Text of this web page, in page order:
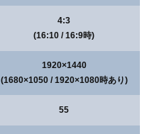
4:3
(16:10 / 16:9時)
1920×1440
(1680×1050 / 1920×1080時あり)
55